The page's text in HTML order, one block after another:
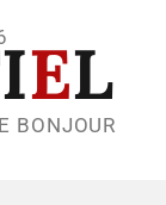
EL
BONJOUR